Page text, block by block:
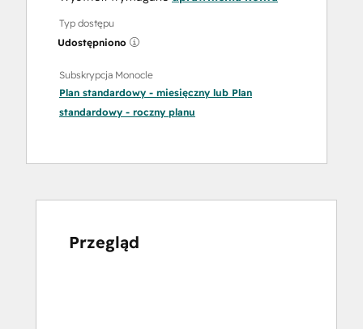
Typ dostępu
Udostępniono
Subskrypcja Monocle
Plan standardowy - miesięczny lub Plan
standardowy - roczny planu
Przegląd